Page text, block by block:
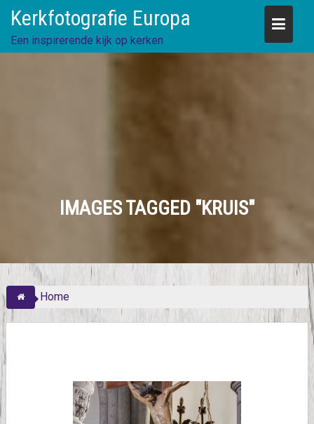
content
Kerkfotografie Europa
Een inspirerende kijk op kerken
IMAGES TAGGED "KRUIS"
Home